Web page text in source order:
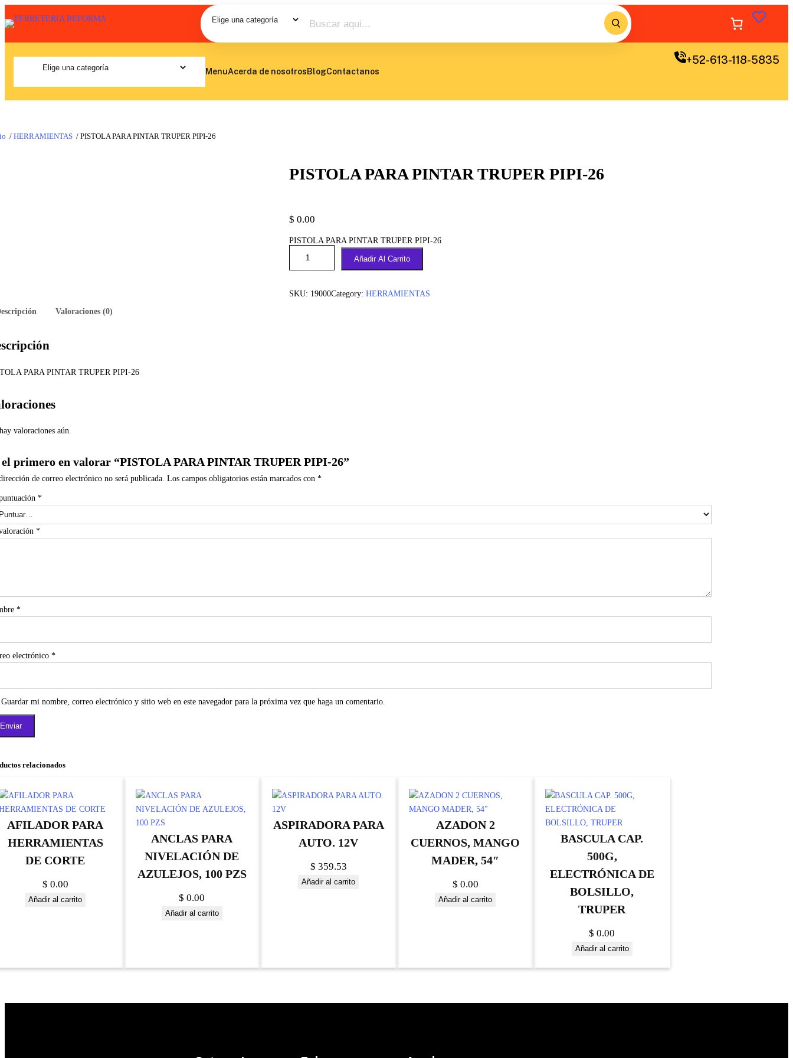
MenuAcerda de nosotrosBlogContactanos
+52-613-118-5835
/ HERRAMIENTAS / PISTOLA PARA PINTAR TRUPER PIPI-26
PISTOLA PARA PINTAR TRUPER PIPI-26
$ 0.00
PISTOLA PARA PINTAR TRUPER PIPI-26
Añadir Al Carrito
SKU: 19000Category: HERRAMIENTAS
Valoraciones (0)
PARA PINTAR TRUPER PIPI-26
valoraciones aún.
el primero en valorar “PISTOLA PARA PINTAR TRUPER PIPI-26”
de correo electrónico no será publicada. Los campos obligatorios están marcados con *
*
*
*
electrónico *
Guardar mi nombre, correo electrónico y sitio web en este navegador para la próxima vez que haga un comentario.
relacionados
AFILADOR PARA
HERRAMIENTAS
DE CORTE
$ 0.00
Añadir al carrito
ANCLAS PARA
NIVELACIÓN DE
AZULEJOS, 100 PZS
$ 0.00
Añadir al carrito
ASPIRADORA PARA
AUTO. 12V
$ 359.53
Añadir al carrito
AZADON 2
CUERNOS, MANGO
MADER, 54″
$ 0.00
Añadir al carrito
BASCULA CAP.
500G,
ELECTRÓNICA DE
BOLSILLO,
TRUPER
$ 0.00
Añadir al carrito